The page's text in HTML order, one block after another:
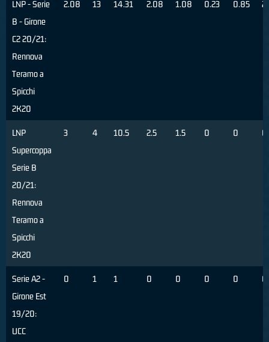
LNP - Serie
B - Girone
C2 20/21:
Rennova
Teramo a
Spicchi
2K20
2.08 13 14.31 2.08 1.08 0.23 0.85
LNP
Supercoppa
Serie B
20/21:
Rennova
Teramo a
Spicchi
2K20
3 4 10.5 2.5 1.5 0 0 0
Serie A2 -
Girone Est
19/20:
UCC
0 1 1 0 0 0 0 0